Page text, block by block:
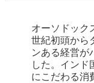
オーソドック
世紀初頭から
ンある経営が
した。インド
にこだわる消